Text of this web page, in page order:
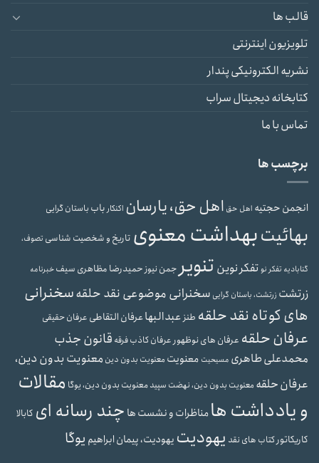
قالب ها
تلویزیون اینترنتی
نشریه الکترونیکی پندار
کتابخانه دیجیتال سراب
تماس با ما
برچسب ها
انجمن حجتیه اهل حق اهل حق، یارسان اکنکارباب باستان گرایی
بهائیتبهداشت معنوی تاریخ و شخصیت شناسی تصوف،
گنابادیه تفکر نوتفکر نوین تنویر جمن نیوز حمیدرضا مظاهری سیفخبرنامه
زرتشت زرتشت، باستان گرایی سخنرانی موضوعی نقد حلقهسخنرانی
های کوتاه نقد حلقه طنز عبدالبهاعرفان التقاطی عرفان حقیقی
عرفان حلقه عرفان های نوظهور عرفان کاذبفرقه قانون جذب
محمدعلی طاهری مسیحیت معنویت معنویت بدون دین معنویت بدون دین،
عرفان حلقه معنویت بدون دین، نهضت سپیدمعنویت بدون دین، یوگا مقالات
و یادداشت هامناظرات و نشست ها چند رسانه ای کابالا
کاریکاتور کتاب های نقد یهودیت یهودیت، پیمان ابراهیم یوگا